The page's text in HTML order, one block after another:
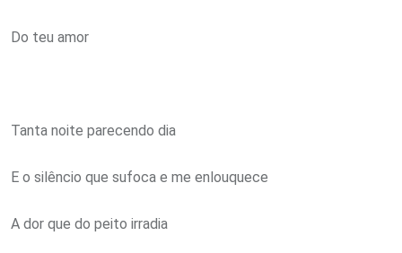
Do teu amor
Tanta noite parecendo dia
E o silêncio que sufoca e me enlouquece
A dor que do peito irradia